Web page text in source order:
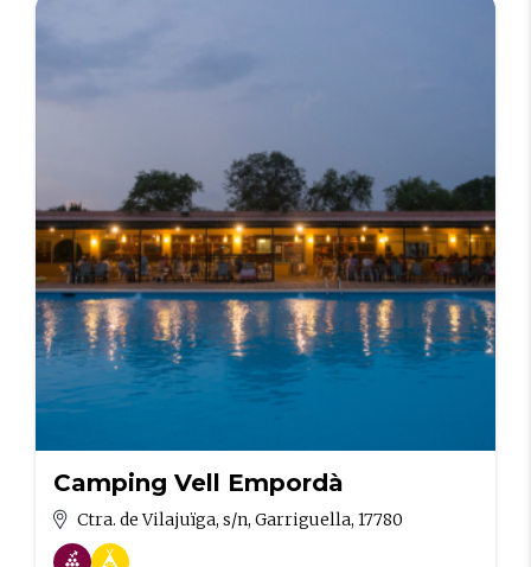
Camping Vell Empordà
Ctra. de Vilajuïga, s/n, Garriguella, 17780